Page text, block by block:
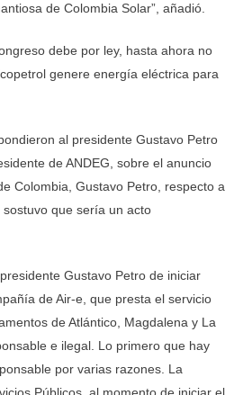
de Colombia Solar”, añadió.
debe por ley, hasta ahora no
genere energía eléctrica para
al presidente Gustavo Petro
de ANDEG, sobre el anuncio
Colombia, Gustavo Petro, respecto a
que sería un acto
Gustavo Petro de iniciar
de Air-e, que presta el servicio
de Atlántico, Magdalena y La
e ilegal. Lo primero que hay
por varias razones. La